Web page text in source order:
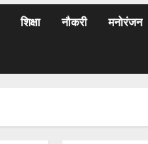
शिक्षा नौकरी मनोरंजन